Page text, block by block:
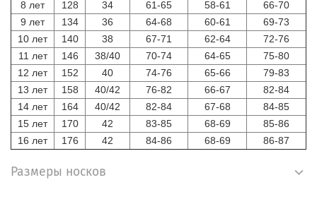
8 лет
128 34 61-65 58-61
66-70
9 лет
134 36 64-68 60-61
69-73
10 лет
140 38 67-71 62-64
72-76
11 лет
146 38/40 70-74 64-65
75-80
12 лет
152 40 74-76 65-66
79-83
13 лет
158 40/42 76-82 66-67
82-84
14 лет
164 40/42 82-84 67-68
84-85
15 лет
170 42 83-85 68-69
85-86
16 лет
176 42 84-86 68-69 86-87
Размеры носков